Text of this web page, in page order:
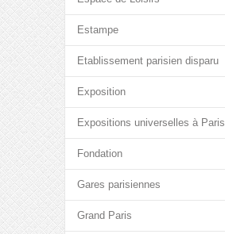
Estampe
Etablissement parisien disparu
Exposition
Expositions universelles à Paris
Fondation
Gares parisiennes
Grand Paris